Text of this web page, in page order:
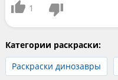
1
Категории раскраски:
Раскраски динозавры